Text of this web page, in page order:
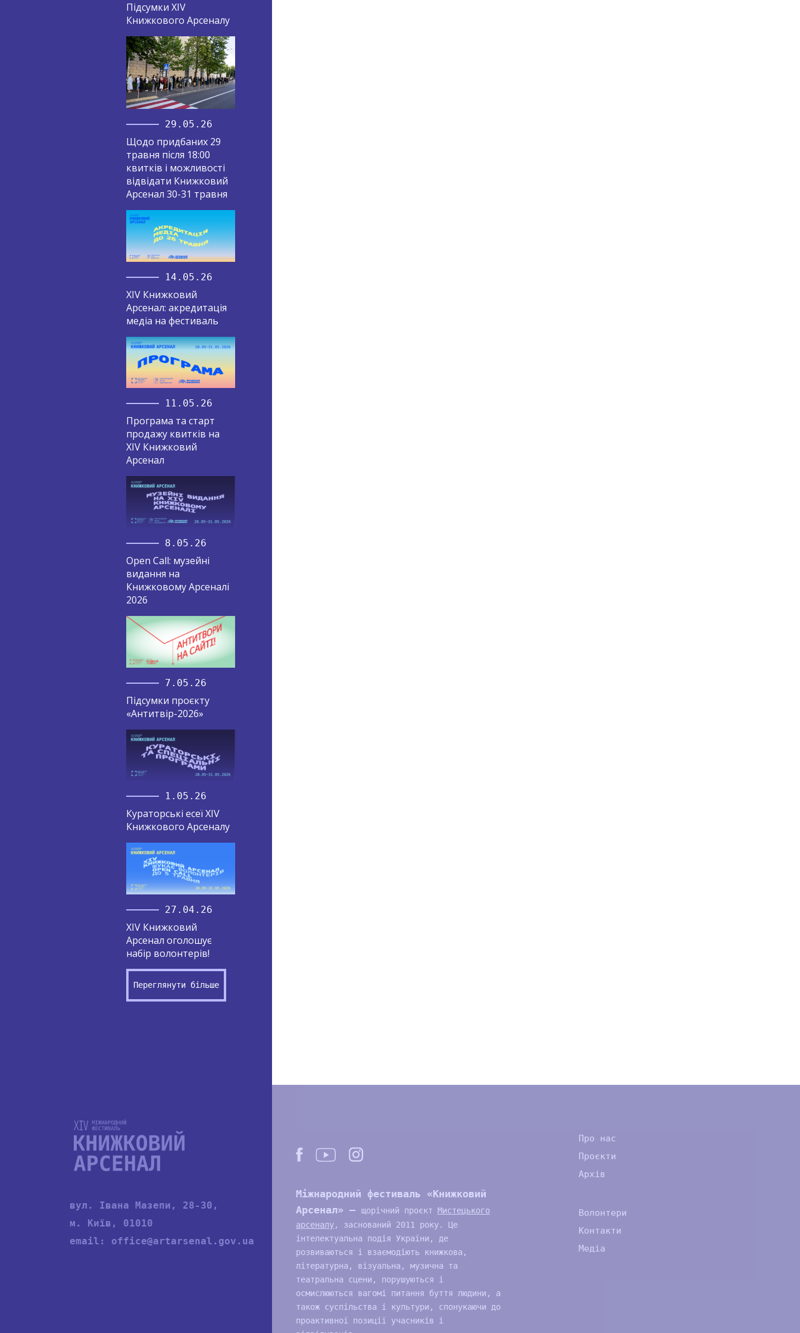
Підсумки XIV
Книжкового Арсеналу
29.05.26
Щодо придбаних 29
травня після 18:00
квитків і можливості
відвідати Книжковий
Арсенал 30-31 травня
14.05.26
XIV Книжковий
Арсенал: акредитація
медіа на фестиваль
11.05.26
Програма та старт
продажу квитків на
XIV Книжковий
Арсенал
8.05.26
Open Call: музейні
видання на
Книжковому Арсеналі
2026
7.05.26
Підсумки проєкту
«Антитвір-2026»
1.05.26
Кураторські есеї XIV
Книжкового Арсеналу
27.04.26
XIV Книжковий
Арсенал оголошує
набір волонтерів!
Переглянути більше
вул. Івана Мазепи, 28-30,
м. Київ, 01010
email: office@artarsenal.gov.ua
Міжнародний фестиваль «Книжковий
Арсенал» —
щорічний проєкт Мистецького
арсеналу, заснований 2011 року. Це
інтелектуальна подія України, де
розвиваються і взаємодіють книжкова,
літературна, візуальна, музична та
театральна сцени, порушуються і
осмислюються вагомі питання буття людини, а
також суспільства і культури, спонукаючи до
проактивної позиції учасників і
Про нас
Проєкти
Архів
Волонтери
Контакти
Медіа